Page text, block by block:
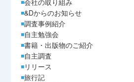
&Dからのお知らせ
調査事例紹介
自主勉強会
書籍・出版物のご紹介
自主調査
リリース
旅行記